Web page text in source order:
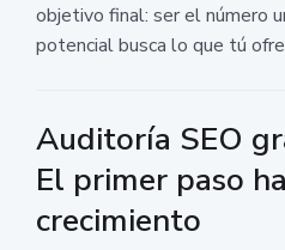
objetivo final: ser el número
potencial busca lo que tú
Auditoría SEO
El primer paso
crecimiento